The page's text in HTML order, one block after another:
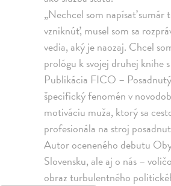
„Nechcel som napísať
vzniknúť, musel som sa
vedia, aký je naozaj. Chcel
prológu k svojej druhej knihe
Publikácia FICO –
špecifický fenomén v
motiváciu muža, ktorý sa
profesionála na stroj
Autor oceneného debutu
Slovensku, ale aj o nás –
obraz turbulentného